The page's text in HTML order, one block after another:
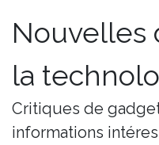
Nouvelles
la
Critiques de
informations